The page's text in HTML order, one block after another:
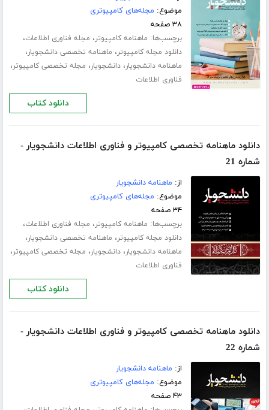
موضوع: مجله‌های کامپیوتری
۳۸ صفحه
برچسب‌ها: ماهنامه کامپیوتر، مجله فناوری اطلاعات،
دانلود مجله کامپیوتر، ماهنامه تخصصی دانشجویار،
ماهنامه دانشجویار،دانشجویار، مجله تخصصی کامپیوتر،
فناوری اطلاعات
دانلود کتاب
دانلود ماهنامه تخصصی کامپیوتر و فناوری اطلاعات دانشجویار -
شماره 21
از: ماهنامه دانشجویار
موضوع: مجله‌های کامپیوتری
۳۴ صفحه
برچسب‌ها: ماهنامه کامپیوتر، مجله فناوری اطلاعات،
دانلود مجله کامپیوتر، ماهنامه تخصصی دانشجویار،
ماهنامه دانشجویار،دانشجویار، مجله تخصصی کامپیوتر،
فناوری اطلاعات
دانلود کتاب
دانلود ماهنامه تخصصی کامپیوتر و فناوری اطلاعات دانشجویار -
شماره 22
از: ماهنامه دانشجویار
موضوع: مجله‌های کامپیوتری
۴۳ صفحه